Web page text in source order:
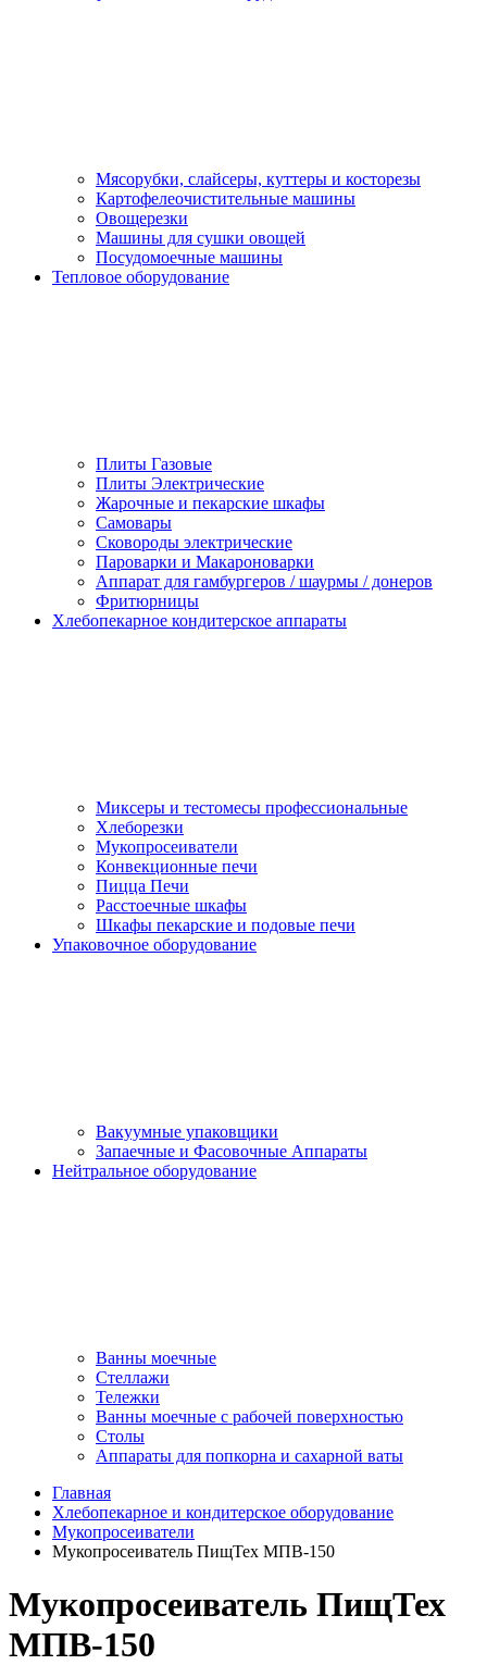
Мясорубки, слайсеры, куттеры и косторезы
Картофелеочистительные машины
Овощерезки
Машины для сушки овощей
Посудомоечные машины
Тепловое оборудование
Плиты Газовые
Плиты Электрические
Жарочные и пекарские шкафы
Самовары
Сковороды электрические
Пароварки и Макароноварки
Аппарат для гамбургеров / шаурмы / донеров
Фритюрницы
Хлебопекарное кондитерское аппараты
Миксеры и тестомесы профессиональные
Хлеборезки
Мукопросеиватели
Конвекционные печи
Пицца Печи
Расстоечные шкафы
Шкафы пекарские и подовые печи
Упаковочное оборудование
Вакуумные упаковщики
Запаечные и Фасовочные Аппараты
Нейтральное оборудование
Ванны моечные
Стеллажи
Тележки
Ванны моечные с рабочей поверхностью
Столы
Аппараты для попкорна и сахарной ваты
Главная
Хлебопекарное и кондитерское оборудование
Мукопросеиватели
Мукопросеиватель ПищТех МПВ-150
Мукопросеиватель ПищТех
МПВ-150